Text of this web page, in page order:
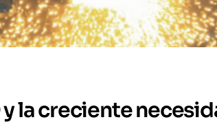
y la creciente